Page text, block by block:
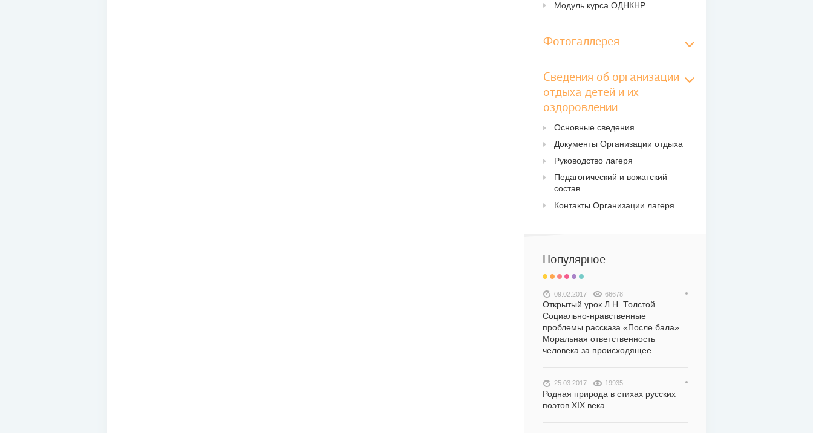
Модуль курса ОДНКНР
Фотогаллерея
Сведения об организации
отдыха детей и их
оздоровлении
Основные сведения
Документы Организации отдыха
Руководство лагеря
Педагогический и вожатский
состав
Контакты Организации лагеря
Популярное
09.02.2017 66678
Открытый урок Л.Н. Толстой.
Социально-нравственные
проблемы рассказа «После бала».
Моральная ответственность
человека за происходящее.
25.03.2017 19935
Родная природа в стихах русских
поэтов XIX века